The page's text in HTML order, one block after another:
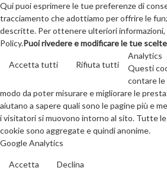
Qui puoi esprimere le tue preferenze di
tracciamento che adottiamo per offrire le
descritte. Per ottenere ulteriori informazioni,
Policy.Puoi rivedere e modificare le tue
Accetta tutti Rifiuta tutti
Analytics
Questi
contare
modo da poter misurare e migliorare le
aiutano a sapere quali sono le pagine più e
i visitatori si muovono intorno al sito. Tutte
cookie sono aggregate e quindi anonime.
Google Analytics
Accetta Declina